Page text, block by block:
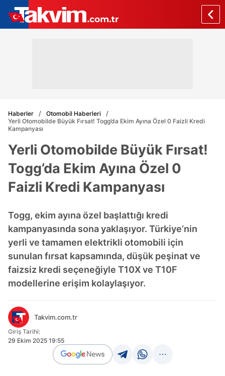
Haberler
Otomobil Haberleri
Yerli Otomobilde Büyük Fırsat! Togg’da Ekim Ayına Özel 0 Faizli Kredi
Kampanyası
Yerli Otomobilde Büyük Fırsat!
Togg’da Ekim Ayına Özel 0
Faizli Kredi Kampanyası
Togg, ekim ayına özel başlattığı kredi
kampanyasında sona yaklaşıyor. Türkiye’nin
yerli ve tamamen elektrikli otomobili için
sunulan fırsat kapsamında, düşük peşinat ve
faizsiz kredi seçeneğiyle T10X ve T10F
modellerine erişim kolaylaşıyor.
Takvim.com.tr
Giriş Tarihi:
29 Ekim 2025 19:55